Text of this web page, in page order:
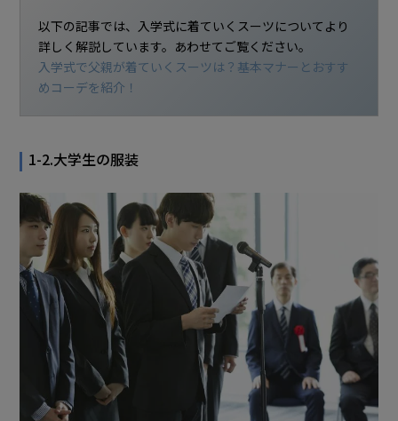
以下の記事では、入学式に着ていくスーツについてより
詳しく解説しています。あわせてご覧ください。
入学式で父親が着ていくスーツは？基本マナーとおすす
めコーデを紹介！
1-2.大学生の服装